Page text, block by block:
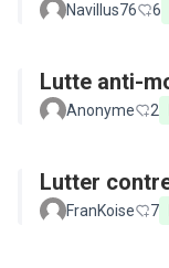
Navillus76 6
Lutte anti-
Anonyme 2
Lutter
FranKoise 7